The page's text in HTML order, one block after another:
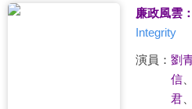
廉政風雲
Integrity
演員： 劉
信、
君、